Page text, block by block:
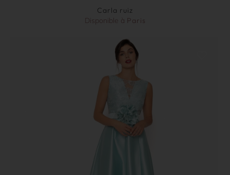
Carla ruiz
Disponible à Paris